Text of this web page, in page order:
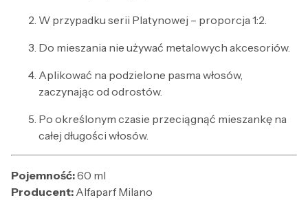
W przypadku serii Platynowej – proporcja 1:2.
Do mieszania nie używać metalowych akcesoriów.
Aplikować na podzielone pasma włosów,
zaczynając od odrostów.
Po określonym czasie przeciągnąć mieszankę na
całej długości włosów.
Pojemność:60 ml
Producent: Alfaparf Milano